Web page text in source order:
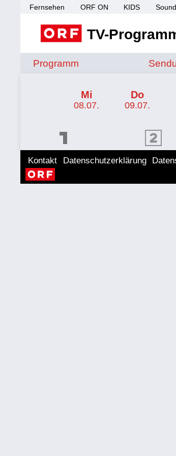
Fernsehen ORF ON KIDS Sound
TV-
Programm
Mi
08.07.
Do
09.07.
ORF 2 Programm
Kontakt Datenschutzerklärung